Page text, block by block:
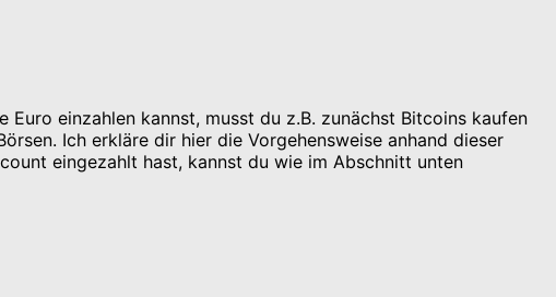
einzahlen kannst, musst du z.B. zunächst Bitcoins kaufen
Ich erkläre dir hier die Vorgehensweise anhand dieser
eingezahlt hast, kannst du wie im Abschnitt unten